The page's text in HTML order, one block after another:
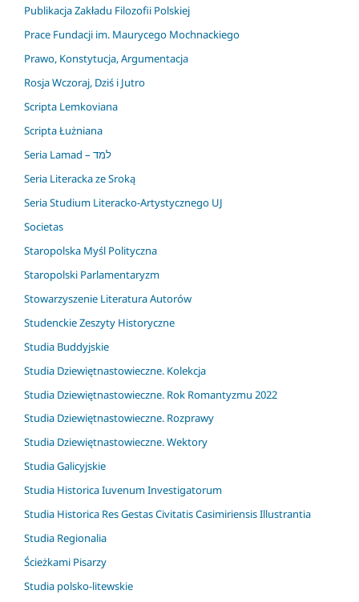
Publikacja Zakładu Filozofii Polskiej
Prace Fundacji im. Maurycego Mochnackiego
Prawo, Konstytucja, Argumentacja
Rosja Wczoraj, Dziś i Jutro
Scripta Lemkoviana
Scripta Łużniana
Seria Lamad – למד
Seria Literacka ze Sroką
Seria Studium Literacko-Artystycznego UJ
Societas
Staropolska Myśl Polityczna
Staropolski Parlamentaryzm
Stowarzyszenie Literatura Autorów
Studenckie Zeszyty Historyczne
Studia Buddyjskie
Studia Dziewiętnastowieczne. Kolekcja
Studia Dziewiętnastowieczne. Rok Romantyzmu 2022
Studia Dziewiętnastowieczne. Rozprawy
Studia Dziewiętnastowieczne. Wektory
Studia Galicyjskie
Studia Historica Iuvenum Investigatorum
Studia Historica Res Gestas Civitatis Casimiriensis Illustrantia
Studia Regionalia
Ścieżkami Pisarzy
Studia polsko-litewskie